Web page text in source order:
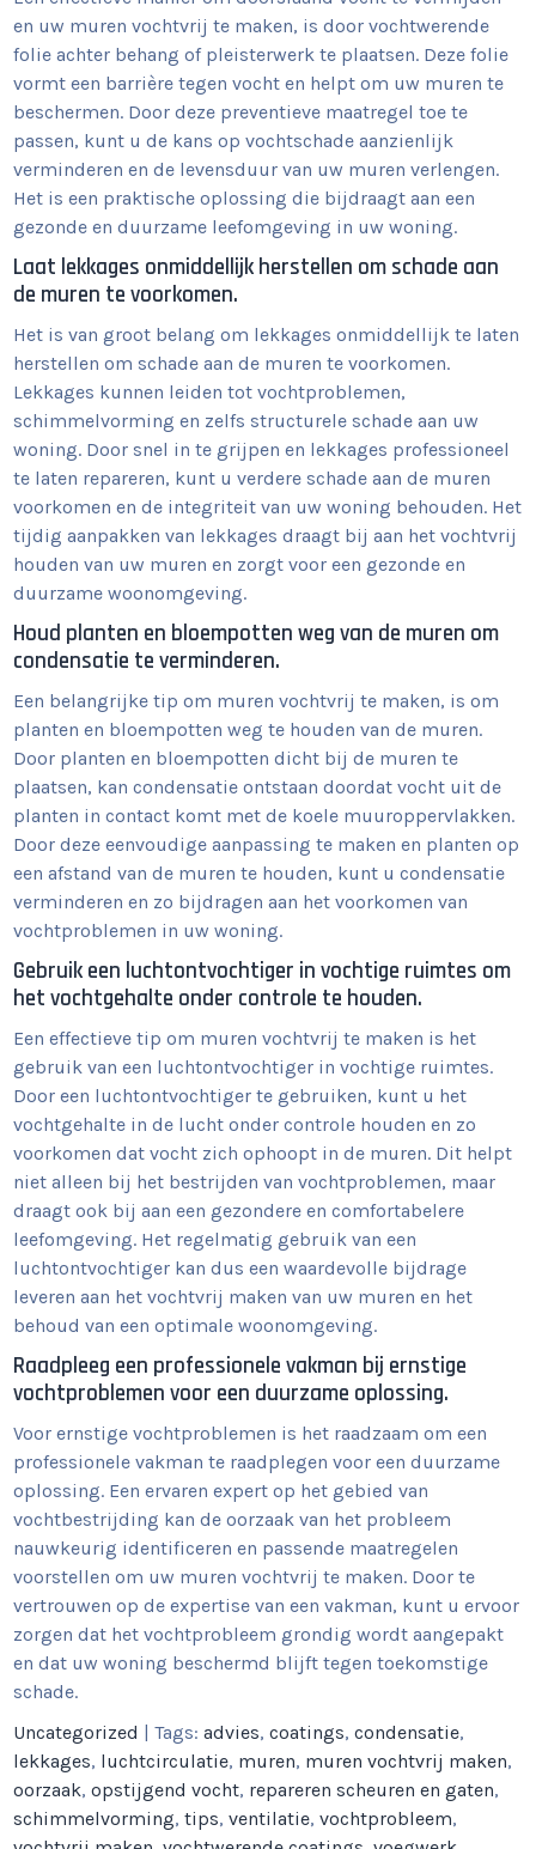
en uw muren vochtvrij te maken, is door vochtwerende
folie achter behang of pleisterwerk te plaatsen. Deze folie
vormt een barrière tegen vocht en helpt om uw muren te
beschermen. Door deze preventieve maatregel toe te
passen, kunt u de kans op vochtschade aanzienlijk
verminderen en de levensduur van uw muren verlengen.
Het is een praktische oplossing die bijdraagt aan een
gezonde en duurzame leefomgeving in uw woning.
Laat lekkages onmiddellijk herstellen om schade aan
de muren te voorkomen.
Het is van groot belang om lekkages onmiddellijk te laten
herstellen om schade aan de muren te voorkomen.
Lekkages kunnen leiden tot vochtproblemen,
schimmelvorming en zelfs structurele schade aan uw
woning. Door snel in te grijpen en lekkages professioneel
te laten repareren, kunt u verdere schade aan de muren
voorkomen en de integriteit van uw woning behouden. Het
tijdig aanpakken van lekkages draagt bij aan het vochtvrij
houden van uw muren en zorgt voor een gezonde en
duurzame woonomgeving.
Houd planten en bloempotten weg van de muren om
condensatie te verminderen.
Een belangrijke tip om muren vochtvrij te maken, is om
planten en bloempotten weg te houden van de muren.
Door planten en bloempotten dicht bij de muren te
plaatsen, kan condensatie ontstaan doordat vocht uit de
planten in contact komt met de koele muuroppervlakken.
Door deze eenvoudige aanpassing te maken en planten op
een afstand van de muren te houden, kunt u condensatie
verminderen en zo bijdragen aan het voorkomen van
vochtproblemen in uw woning.
Gebruik een luchtontvochtiger in vochtige ruimtes om
het vochtgehalte onder controle te houden.
Een effectieve tip om muren vochtvrij te maken is het
gebruik van een luchtontvochtiger in vochtige ruimtes.
Door een luchtontvochtiger te gebruiken, kunt u het
vochtgehalte in de lucht onder controle houden en zo
voorkomen dat vocht zich ophoopt in de muren. Dit helpt
niet alleen bij het bestrijden van vochtproblemen, maar
draagt ook bij aan een gezondere en comfortabelere
leefomgeving. Het regelmatig gebruik van een
luchtontvochtiger kan dus een waardevolle bijdrage
leveren aan het vochtvrij maken van uw muren en het
behoud van een optimale woonomgeving.
Raadpleeg een professionele vakman bij ernstige
vochtproblemen voor een duurzame oplossing.
Voor ernstige vochtproblemen is het raadzaam om een
professionele vakman te raadplegen voor een duurzame
oplossing. Een ervaren expert op het gebied van
vochtbestrijding kan de oorzaak van het probleem
nauwkeurig identificeren en passende maatregelen
voorstellen om uw muren vochtvrij te maken. Door te
vertrouwen op de expertise van een vakman, kunt u ervoor
zorgen dat het vochtprobleem grondig wordt aangepakt
en dat uw woning beschermd blijft tegen toekomstige
schade.
Uncategorized | Tags:advies,coatings,condensatie,
lekkages, luchtcirculatie, muren, muren vochtvrij maken,
oorzaak,opstijgend vocht, repareren scheuren en gaten,
schimmelvorming,tips,ventilatie,vochtprobleem,